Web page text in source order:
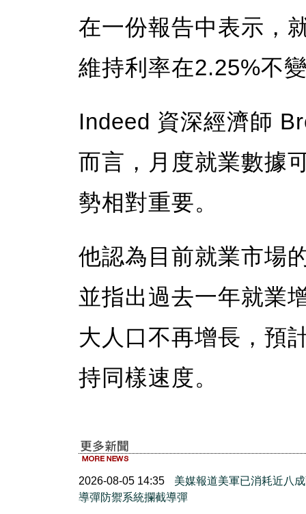
在一份報告中表示，
維持利率在2.25%不
Indeed 資深經濟師
而言，月度就業數據
勢相對重要。
他認為目前就業市場
並指出過去一年就業
大人口不再增長，預
持同樣速度。
2026-08-05 14:35
美媒報道美軍已消耗近八
導彈防禦系統攔截導彈